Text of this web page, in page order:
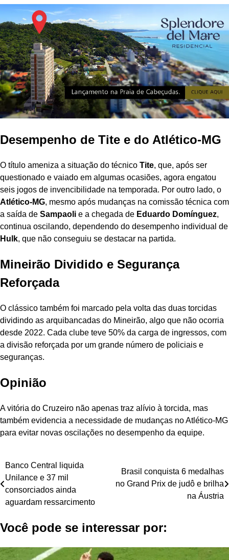
Desempenho de Tite e do Atlético-MG
O título ameniza a situação do técnico Tite, que, após ser
questionado e vaiado em algumas ocasiões, agora engatou
seis jogos de invencibilidade na temporada. Por outro lado, o
Atlético-MG, mesmo após mudanças na comissão técnica com
a saída de Sampaoli e a chegada de Eduardo Domínguez,
continua oscilando, dependendo do desempenho individual de
Hulk, que não conseguiu se destacar na partida.
Mineirão Dividido e Segurança
Reforçada
O clássico também foi marcado pela volta das duas torcidas
dividindo as arquibancadas do Mineirão, algo que não ocorria
desde 2022. Cada clube teve 50% da carga de ingressos, com
a divisão reforçada por um grande número de policiais e
seguranças.
Opinião
A vitória do Cruzeiro não apenas traz alívio à torcida, mas
também evidencia a necessidade de mudanças no Atlético-MG
para evitar novas oscilações no desempenho da equipe.
Navegação
de
Post
Banco Central liquida
Unilance e 37 mil
consorciados ainda
aguardam ressarcimento
Brasil conquista 6 medalhas
no Grand Prix de judô e brilha
na Áustria
Você pode se interessar por: